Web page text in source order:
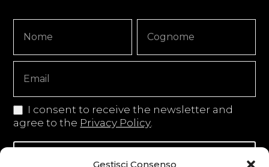
Gestisci Consenso
Signup
Copy
I consent to receive the newsletter and
agree to the Privacy Policy
Iscriviti alla newsletter